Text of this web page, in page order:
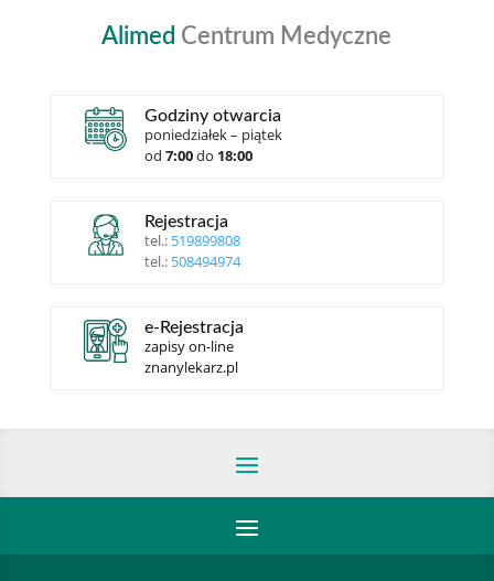
Alimed Centrum Medyczne
Godziny otwarcia
poniedziałek – piątek
od 7:00do 18:00
Rejestracja
tel.: 519899808
tel.: 508494974
e-Rejestracja
zapisy on-line
znanylekarz.pl